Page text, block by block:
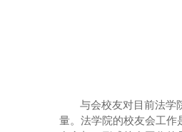
与会校友对目前法学
量。 法学院的校友会工作